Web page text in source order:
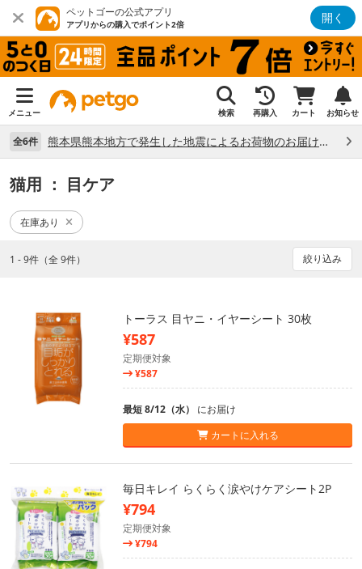
ペットゴーの公式アプリ
アプリからの購入でポイント2倍 開く
メニュー 検索 再購入 カート お知らせ
全6件 熊本県熊本地方で発生した地震によるお荷物のお届け状況について （7/28）
猫用 ： 目ケア
在庫あり
1 - 9件（全 9件） 絞り込み
トーラス 目ヤニ・イヤーシート 30枚
¥587
定期便対象
¥587
最短 8/12（水） にお届け
カートに入れる
毎日キレイ らくらく涙やけケアシート2P
¥794
定期便対象
¥794